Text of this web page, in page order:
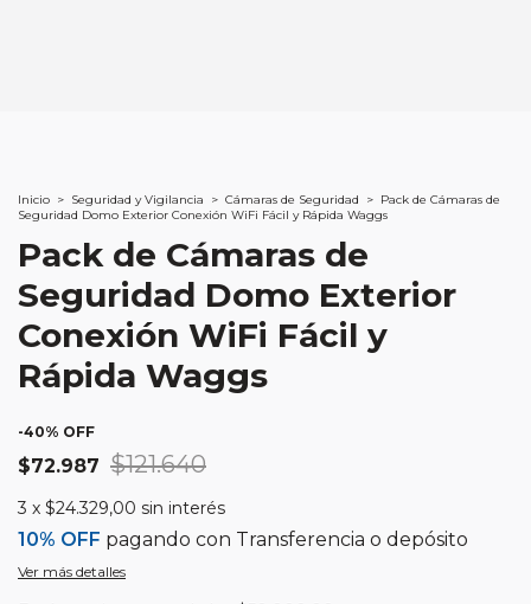
Inicio > Seguridad y Vigilancia > Cámaras de Seguridad > Pack de Cámaras de
Seguridad Domo Exterior Conexión WiFi Fácil y Rápida Waggs
Pack de Cámaras de
Seguridad Domo Exterior
Conexión WiFi Fácil y
Rápida Waggs
-40% OFF
$72.987 $121.640
3 x $24.329,00 sin interés
10% OFF pagando con Transferencia o depósito
Ver más detalles